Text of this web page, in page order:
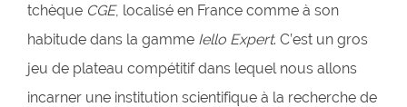
tchèque CGE, localisé en France comme à son
habitude dans la gamme Iello Expert. C’est un gros
jeu de plateau compétitif dans lequel nous allons
incarner une institution scientifique à la recherche de